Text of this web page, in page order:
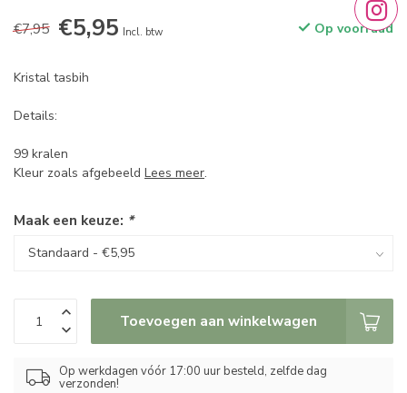
€7,95 €5,95 Incl. btw Op voorraad
Kristal tasbih
Details:
99 kralen
Kleur zoals afgebeeld Lees meer.
Maak een keuze: *
Toevoegen aan winkelwagen
Op werkdagen vóór 17:00 uur besteld, zelfde dag
verzonden!